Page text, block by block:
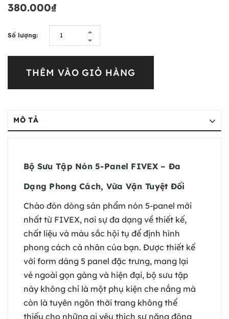
380.000₫
Số lượng:
THÊM VÀO GIỎ HÀNG
MÔ TẢ
Bộ Sưu Tập Nón 5-Panel FIVEX – Đa
Dạng Phong Cách, Vừa Vặn Tuyệt Đối
Chào đón dòng sản phẩm nón 5-panel mới
nhất từ FIVEX, nơi sự đa dạng về thiết kế,
chất liệu và màu sắc hội tụ để định hình
phong cách cá nhân của bạn. Được thiết kế
với form dáng 5 panel đặc trưng, mang lại
vẻ ngoài gọn gàng và hiện đại, bộ sưu tập
này không chỉ là một phụ kiện che nắng mà
còn là tuyên ngôn thời trang không thể
thiếu cho những ai yêu thích sự năng động